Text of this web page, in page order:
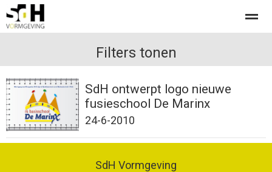
Offerte aanvragen bij SdH Vormgeving
Home Nieuws Contact
Filters tonen
SdH ontwerpt logo nieuwe
fusieschool De Marinx
24-6-2010
SdH Vormgeving